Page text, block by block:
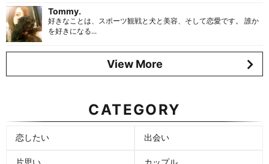
Tommy.
好きなことは、スポーツ観戦と犬と美容、そして恋愛です。 誰か
を好きになる...
View More
CATEGORY
恋したい 出会い
片思い カップル